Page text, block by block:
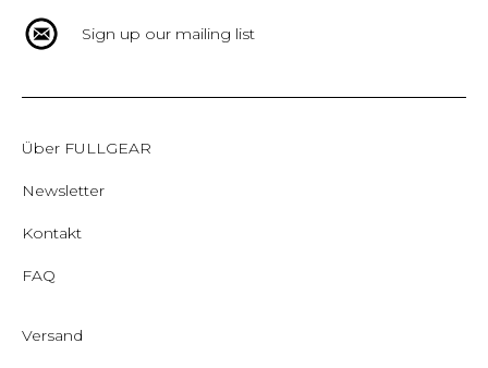
Sign up our mailing list
Über FULLGEAR
Newsletter
Kontakt
FAQ
Versand